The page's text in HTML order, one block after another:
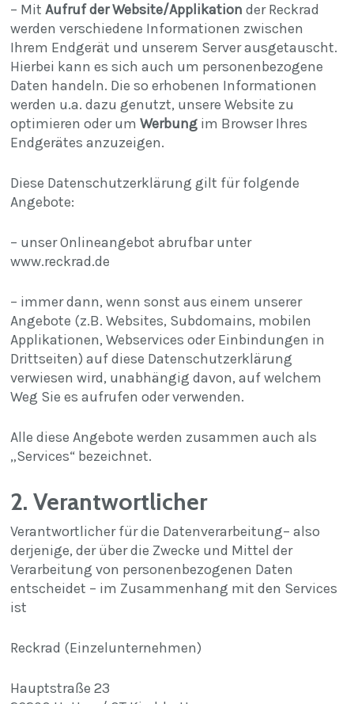
– MitAufruf der Website/Applikationder Reckrad
werden verschiedene Informationen zwischen
Ihrem Endgerät und unserem Server ausgetauscht.
Hierbei kann es sich auch um personenbezogene
Daten handeln. Die so erhobenen Informationen
werden u.a. dazu genutzt, unsere Website zu
optimieren oder umWerbung im Browser Ihres
Endgerätes anzuzeigen.
Diese Datenschutzerklärung gilt für folgende
Angebote:
– unser Onlineangebot abrufbar unter
www.reckrad.de
– immer dann, wenn sonst aus einem unserer
Angebote (z.B. Websites, Subdomains, mobilen
Applikationen, Webservices oder Einbindungen in
Drittseiten) auf diese Datenschutzerklärung
verwiesen wird, unabhängig davon, auf welchem
Weg Sie es aufrufen oder verwenden.
Alle diese Angebote werden zusammen auch als
„Services“ bezeichnet.
2. Verantwortlicher
Verantwortlicher für die Datenverarbeitung– also
derjenige, der über die Zwecke und Mittel der
Verarbeitung von personenbezogenen Daten
entscheidet – im Zusammenhang mit den Services
ist
Reckrad (Einzelunternehmen)
Hauptstraße 23